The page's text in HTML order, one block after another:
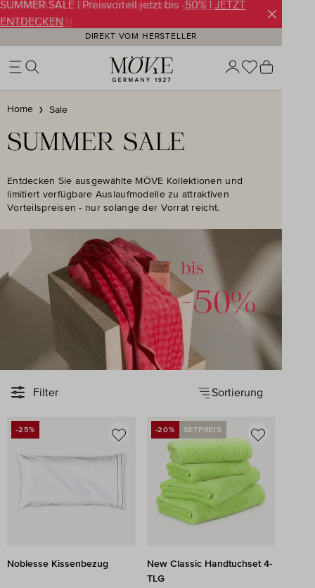
Zum Hauptinhalt springen
SUMMER SALE | Preisvorteil jetzt bis -50% | JETZT
ENTDECKEN
DIREKT VOM HERSTELLER
Du hast 0
Home Sale
SUMMER SALE
Entdecken Sie ausgewählte MÖVE Kollektionen und
limitiert verfügbare Auslaufmodelle zu attraktiven
Vorteilspreisen - nur solange der Vorrat reicht.
Filter Sortierung
RABATT
-25%
Noblesse Kissenbezug
RABATT
-20% SETPREIS
New Classic Handtuchset 4-
TLG